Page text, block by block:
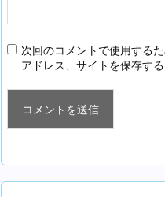
次回のコメントで使用する
アドレス、サイトを保存する